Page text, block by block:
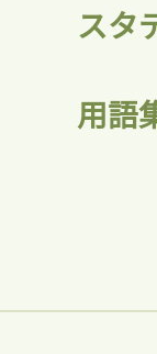
スタ
用語